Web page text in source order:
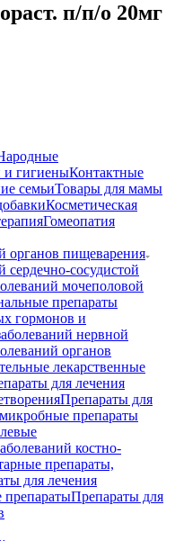
п/п/о 20мг
и гигиеныКонтактные
семьиТовары для мамы
Косметическая
Гомеопатия
органов пищеварения
сердечно-сосудистой
мочеполовой
препараты
гормонов и
нервной
органов
лекарственные
для лечения
Препараты для
препараты
костно-
препараты,
для лечения
препаратыПрепараты для